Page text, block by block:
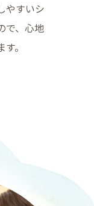
やすいシ
で、心地
。